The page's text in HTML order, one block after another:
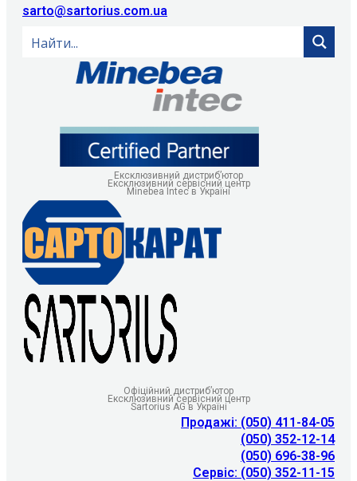
sarto@sartorius.com.ua
Ексклюзивний дистриб’ютор
Ексклюзивний сервісний центр
Minebea Intec в Україні
Офіційний дистриб’ютор
Ексклюзивний сервісний центр
Sartorius AG в Україні
Продажі: (050) 411-84-05
(050) 352-12-14
(050) 696-38-96
Сервіс: (050) 352-11-15